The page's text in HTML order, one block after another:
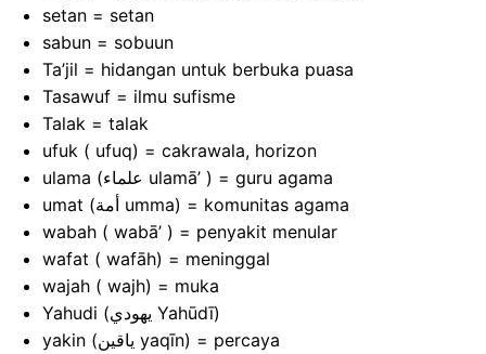
setan = setan
sabun = sobuun
Ta’jil = hidangan untuk berbuka puasa
Tasawuf = ilmu sufisme
Talak = talak
ufuk ( ufuq) = cakrawala, horizon
ulama (علماء ulamā’ ) = guru agama
umat (أمة umma) = komunitas agama
wabah ( wabā’ ) = penyakit menular
wafat ( wafāh) = meninggal
wajah ( wajh) = muka
Yahudi (يهودي Yahūdī)
yakin (ياقين yaqīn) = percaya